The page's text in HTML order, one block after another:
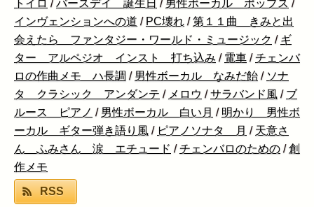
トイロ /バースデイ 誕生日 / 男性ボーカル ポップス /
インヴェンションへの道 / PC壊れ /第１１曲 きみと出
会えたら ファンタジー・ワールド・ミュージック / ギ
ター アルペジオ インスト 打ち込み / 電車 /チェンバ
ロの作曲メモ ハ長調 / 男性ボーカル なみだ飴 / ソナ
タ クラシック アンダンテ / メロウ /サラバンド風 / ブ
ルース ピアノ / 男性ボーカル 白い月 / 明かり 男性ボ
ーカル ギター弾き語り風 / ピアノソナタ 月 / 天意さ
ん ふみさん 涙 エチュード /チェンバロのための /創
作メモ
RSS